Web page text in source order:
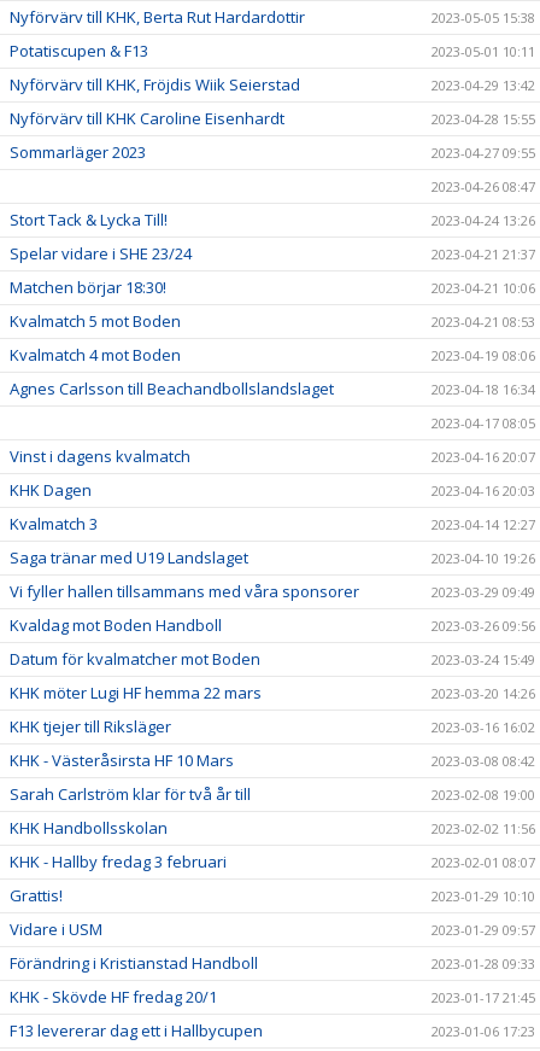
Nyförvärv till KHK, Berta Rut Hardardottir 2023-05-05 15:38
Potatiscupen & F13 2023-05-01 10:11
Nyförvärv till KHK, Fröjdis Wiik Seierstad 2023-04-29 13:42
Nyförvärv till KHK Caroline Eisenhardt 2023-04-28 15:55
Sommarläger 2023
2023-04-27 09:55
2023-04-26 08:47
Stort Tack & Lycka Till! 2023-04-24 13:26
Spelar vidare i SHE 23/24 2023-04-21 21:37
Matchen börjar 18:30! 2023-04-21 10:06
Kvalmatch 5 mot Boden 2023-04-21 08:53
Kvalmatch 4 mot Boden 2023-04-19 08:06
Agnes Carlsson till Beachandbollslandslaget
2023-04-18 16:34
2023-04-17 08:05
Vinst i dagens kvalmatch 2023-04-16 20:07
KHK Dagen 2023-04-16 20:03
Kvalmatch 3 2023-04-14 12:27
Saga tränar med U19 Landslaget 2023-04-10 19:26
Vi fyller hallen tillsammans med våra sponsorer 2023-03-29 09:49
Kvaldag mot Boden Handboll 2023-03-26 09:56
Datum för kvalmatcher mot Boden 2023-03-24 15:49
KHK möter Lugi HF hemma 22 mars 2023-03-20 14:26
KHK tjejer till Riksläger 2023-03-16 16:02
KHK - Västeråsirsta HF 10 Mars 2023-03-08 08:42
Sarah Carlström klar för två år till 2023-02-08 19:00
KHK Handbollsskolan 2023-02-02 11:56
KHK - Hallby fredag 3 februari 2023-02-01 08:07
Grattis! 2023-01-29 10:10
Vidare i USM 2023-01-29 09:57
Förändring i Kristianstad Handboll 2023-01-28 09:33
KHK - Skövde HF fredag 20/1 2023-01-17 21:45
F13 levererar dag ett i Hallbycupen 2023-01-06 17:23